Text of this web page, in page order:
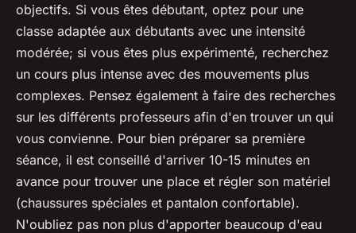
objectifs. Si vous êtes débutant, optez pour une
classe adaptée aux débutants avec une intensité
modérée; si vous êtes plus expérimenté, recherchez
un cours plus intense avec des mouvements plus
complexes. Pensez également à faire des recherches
sur les différents professeurs afin d'en trouver un qui
vous convienne. Pour bien préparer sa première
séance, il est conseillé d'arriver 10-15 minutes en
avance pour trouver une place et régler son matériel
(chaussures spéciales et pantalon confortable).
N'oubliez pas non plus d'apporter beaucoup d'eau